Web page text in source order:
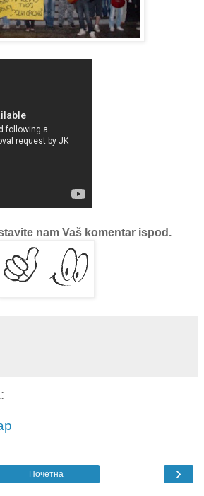
nam Vaš komentar ispod.
›
Почетна